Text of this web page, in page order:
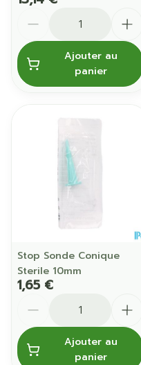
Ajouter au
panier
Stop Sonde Conique
Sterile 10mm
1,65 €
Ajouter au
panier